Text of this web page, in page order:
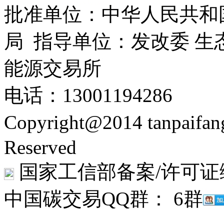
批准单位：中华人民共
局 指导单位：发改委 生
能源交易所
电话：13001194286
Copyright@2014
Reserved
国家工信部备案/许可
中国碳交易QQ群： 6群